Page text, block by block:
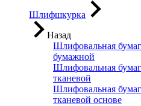
Шлифшкурка
Назад
Шлифовальная
бумажной
Шлифовальная
тканевой
Шлифовальная
тканевой основе